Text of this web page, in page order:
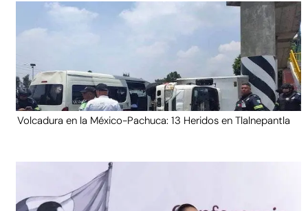
Volcadura en la México-Pachuca: 13 Heridos en Tlalnepantla